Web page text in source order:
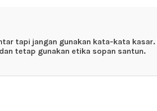
tapi jangan gunakan kata-kata
dan tetap gunakan etika sopan santun.